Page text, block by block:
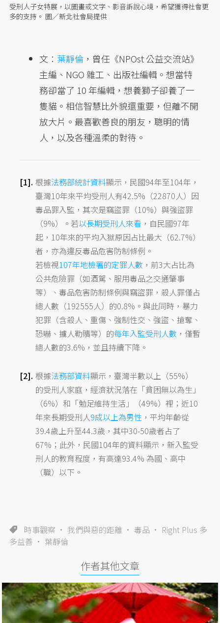
受刑人子女特展，以圖畫或文字、影音訴說心境，希望獲得社會更
多的支持。 圖／新北社會局提供
文： 葉靜倫 ，曾任《NPOst 公益交流站》
主編、NGO 雜工、出版社編輯。想當特
務卻當了 10 年編輯，想養獅子卻養了一
隻貓。相信智慧比外貌還重要，但離不開
放大片。最喜歡善良的朋友，聰明的情
人，以及各種溫柔的對待。
根據法務部統計資料顯示，民國94年至104年，
臺灣10年來平均受刑人有42.5%（22870人）因
毒品罪入監，其次是竊盜罪（10%）與強盜罪
（9%）。若以長期受刑人來看 ，自民國97年
起，10年來的平均入獄原因占比最大（62.7%）
者，亦為違反毒品危害防制條例。
若檢視107年地檢署的定罪人數 ，前3大占比為
公共危險罪（如酒駕、服用毒品之交通肇事
等）、毒品危害防制條例與竊盜罪，殺人罪僅占
總人數（192555人）的0.8%。與此同時，暴力
犯罪（含殺人、重傷、強制性交、強盜、搶奪、
恐嚇、擄人勒贖等）的每年入監受刑人數 ，僅暫
總人數的3.6%，並且持續下降。
根據法務部資料顯示，臺灣半數以上（55%）
的受刑人家庭，經濟狀況落在「貧困無以為生」
（6%）和「勉足維持生活」（49%）裡；近10
年來長期受刑人9成以上為男性 ，平均年齡從
39.4歲上升至44.3歲，其中30-50歲者占了
67%；此外，民國104年的資料顯示，新入監受
刑人的教育程度，有高達93.4% 為國、高中
（職）以下。
時事觀察 我們與惡的距離 毒品
Right Plus 多
多益善
葉靜倫
作者其他文章